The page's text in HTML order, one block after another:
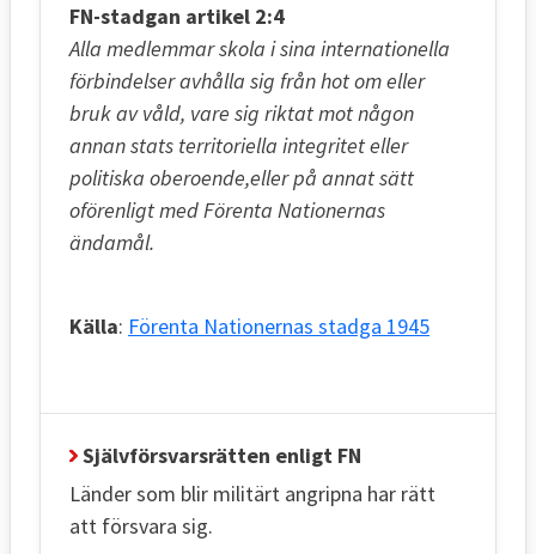
FN-stadgan artikel 2:4
Alla medlemmar skola i sina internationella
förbindelser avhålla sig från hot om eller
bruk av våld, vare sig riktat mot någon
annan stats territoriella integritet eller
politiska oberoende,eller på annat sätt
oförenligt med Förenta Nationernas
ändamål.
Källa: Förenta Nationernas stadga 1945
Självförsvarsrätten enligt FN
Länder som blir militärt angripna har rätt
att försvara sig.